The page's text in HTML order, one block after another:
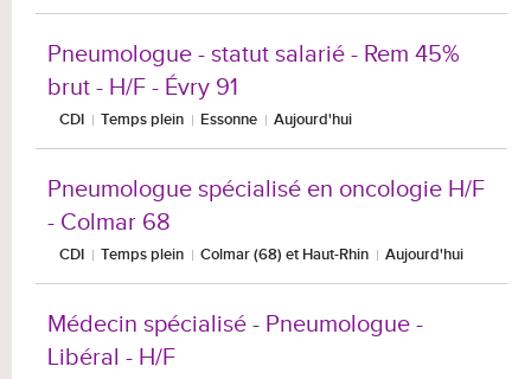
Pneumologue - statut salarié - Rem 45%
brut - H/F - Évry 91
CDI Temps plein Essonne Aujourd'hui
Pneumologue spécialisé en oncologie H/F
- Colmar 68
CDI Temps plein Colmar (68) et Haut-Rhin Aujourd'hui
Médecin spécialisé - Pneumologue -
Libéral - H/F